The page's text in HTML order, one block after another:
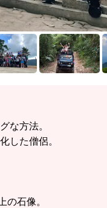
な方法。
した僧侶。
石像。